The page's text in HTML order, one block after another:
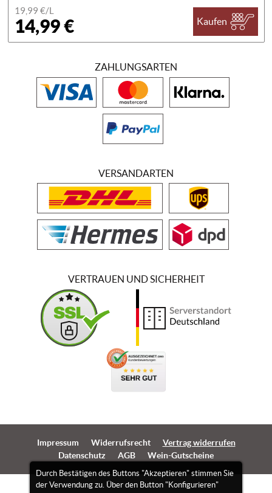
19,99 €/L
14,99 € Kaufen
Durch Bestätigen des Buttons "Akzeptieren" stimmen Sie
der Verwendung zu. Über den Button "Konfigurieren"
ZAHLUNGSARTEN
VERSANDARTEN
VERTRAUEN UND SICHERHEIT
Impressum Widerrufsrecht
Vertrag widerrufen
Datenschutz
AGB Wein-Gutscheine